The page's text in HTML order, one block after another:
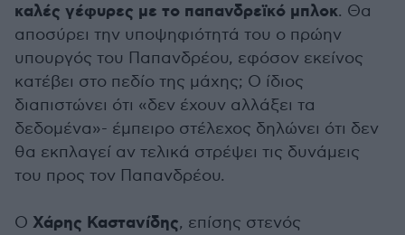
καλές γέφυρες με το παπανδρεϊκό μπλοκ. Θα
αποσύρει την υποψηφιότητά του ο πρώην
υπουργός του Παπανδρέου, εφόσον εκείνος
κατέβει στο πεδίο της μάχης; Ο ίδιος
διαπιστώνει ότι «δεν έχουν αλλάξει τα
δεδομένα»- έμπειρο στέλεχος δηλώνει ότι δεν
θα εκπλαγεί αν τελικά στρέψει τις δυνάμεις
του προς τον Παπανδρέου.
Ο Χάρης Καστανίδης, επίσης στενός